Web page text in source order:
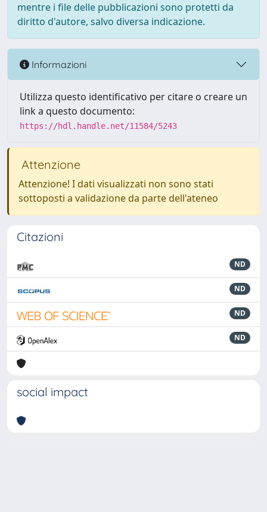
mentre i file delle pubblicazioni sono protetti da
diritto d'autore, salvo diversa indicazione.
Informazioni
Utilizza questo identificativo per citare o creare un
link a questo documento:
https://hdl.handle.net/11584/5243
Attenzione
Attenzione! I dati visualizzati non sono stati
sottoposti a validazione da parte dell'ateneo
Citazioni
ND
ND
ND
ND
social impact